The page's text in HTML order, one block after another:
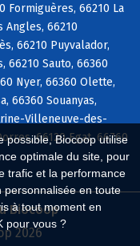
possible, Biocoop utilise
optimale du site, pour
trafic et la performance
en toute
à tout moment en
pour vous ?
Formiguères, 66210 La
Angles, 66210
66210 Puyvalador,
66210 Sauto, 66360
Nyer, 66360 Olette,
66360 Souanyas,
Villeneuve-des-
66120 Egat, 66760
Biocoop
2026